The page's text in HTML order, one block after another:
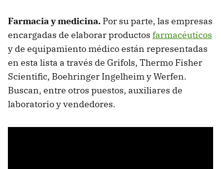
Farmacia y medicina. Por su parte, las empresas
encargadas de elaborar productos farmacéuticos
y de equipamiento médico están representadas
en esta lista a través de Grifols, Thermo Fisher
Scientific, Boehringer Ingelheim y Werfen.
Buscan, entre otros puestos, auxiliares de
laboratorio y vendedores.